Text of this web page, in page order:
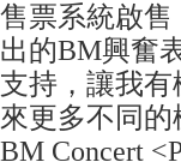
售票系統啟
出的BM興奮
支持，讓我
來更多不同
BM Concert